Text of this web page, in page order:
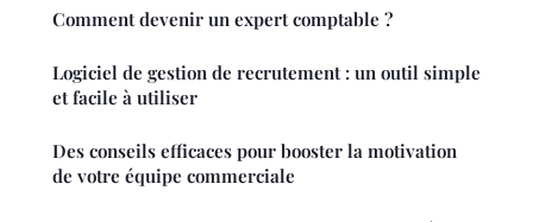
Comment devenir un expert comptable ?
Logiciel de gestion de recrutement : un outil simple
et facile à utiliser
Des conseils efficaces pour booster la motivation
de votre équipe commerciale